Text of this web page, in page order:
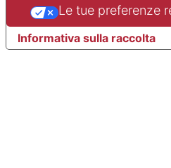
Informativa sulla raccolta
Le tue preferenze